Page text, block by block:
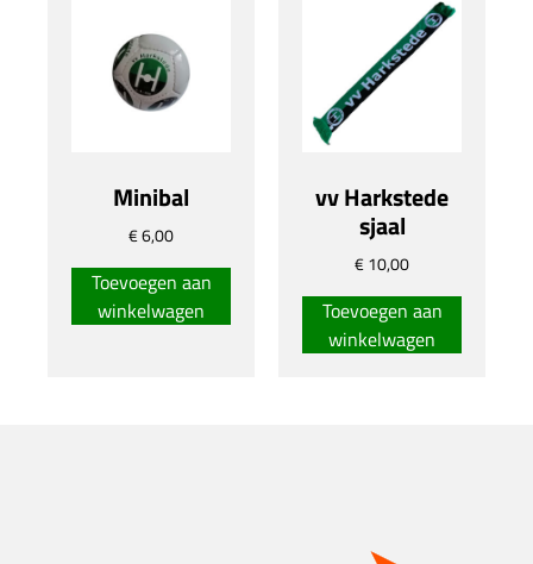
Minibal
€6,00
Toevoegen aan
winkelwagen
vv Harkstede
sjaal
€10,00
Toevoegen aan
winkelwagen